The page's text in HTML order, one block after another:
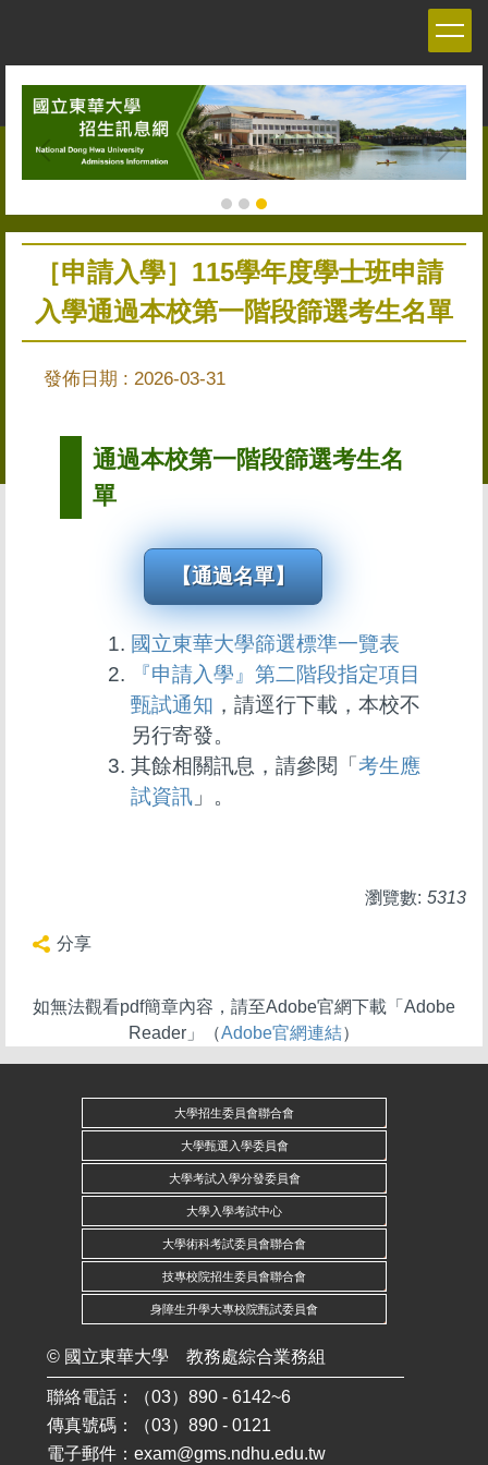
主
［申請入學］115學年度學士班申請
入學通過本校第一階段篩選考生名單
發佈日期 : 2026-03-31
通過本校第一階段篩選考生名
單
【通過名單】
國立東華大學篩選標準一覽表
『申請入學』第二階段指定項目
甄試通知 ，請逕行下載，本校不
另行寄發。
其餘相關訊息，請參閱「考生應
試資訊 」。
瀏覽數: 5313
分享
如無法觀看pdf簡章內容，請至Adobe官網下載「Adobe
Reader」（Adobe官網連結）
大學招生委員會聯合會
大學甄選入學委員會
大學考試入學分發委員會
大學入學考試中心
大學術科考試委員會聯合會
技專校院招生委員會聯合會
身障生升學大專校院甄試委員會
© 國立東華大學 教務處綜合業務組
聯絡電話：（03）890 - 6142~6
傳真號碼：（03）890 - 0121
電子郵件：exam@gms.ndhu.edu.tw